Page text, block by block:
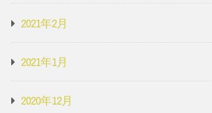
2021年2月
2021年1月
2020年12月